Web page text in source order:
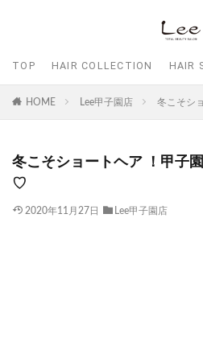
TOP HAIR COLLECTION HAIR
HOME Lee甲子園店 冬こそシ
冬こそショートヘア ！甲子
♡
2020年11月27日 Lee甲子園店